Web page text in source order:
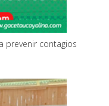
prevenir contagios